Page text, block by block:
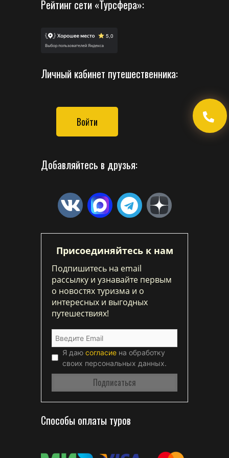
Рейтинг сети «Турсфера»:
Личный кабинет путешественника:
Войти
Добавляйтесь в друзья:
Присоединяйтесь к нам
Подпишитесь на email
рассылку и узнавайте первым
о новостях туризма и о
интересных и выгодных
путешествиях!
Я даю согласие на обработку
своих персональных данных.
Способы оплаты туров